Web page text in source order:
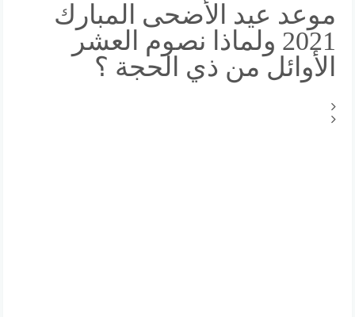
موعد عيد الأضحى المبارك
2021 ولماذا نصوم العشر
الأوائل من ذي الحجة ؟